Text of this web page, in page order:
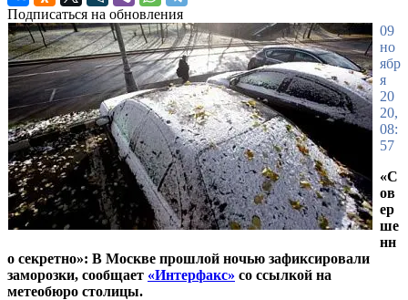
Подписаться на обновления
09
но
ябр
я
20
20,
08:
57
«С
ов
ер
ше
нн
о секретно»: В Москве прошлой ночью зафиксировали
заморозки, сообщает «Интерфакс» со ссылкой на
метеобюро столицы.